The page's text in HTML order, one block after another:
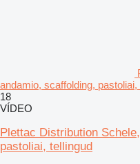
andamio, scaffolding,
18
VÍDEO
Plettac Distribution
pastoliai, tellingud